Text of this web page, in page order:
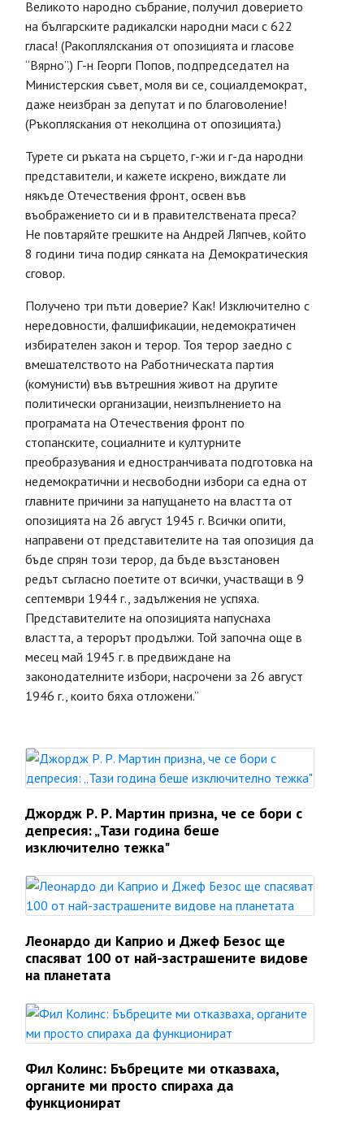
Великото народно събрание, получил доверието
на българските радикалски народни маси с 622
гласа! (Ракоплялскания от опозицията и гласове
“Вярно”.) Г-н Георги Попов, подпредседател на
Министерския съвет, моля ви се, социалдемократ,
даже неизбран за депутат и по благоволение!
(Ръкопляскания от неколцина от опозицията.)
Турете си ръката на сърцето, г-жи и г-да народни
представители, и кажете искрено, виждате ли
някъде Отечествения фронт, освен във
въображението си и в правителствената преса?
Не повтаряйте грешките на Андрей Ляпчев, който
8 години тича подир сянката на Демократическия
сговор.
Получено три пъти доверие? Как! Изключително с
нередовности, фалшификации, недемократичен
избирателен закон и терор. Тоя терор заедно с
вмешателството на Работническата партия
(комунисти) във вътрешния живот на другите
политически организации, неизпълнението на
програмата на Отечествения фронт по
стопанските, социалните и културните
преобразувания и едностранчивата подготовка на
недемократични и несвободни избори са една от
главните причини за напущането на властта от
опозицията на 26 август 1945 г. Всички опити,
направени от представителите на тая опозиция да
бъде спрян този терор, да бъде възстановен
редът съгласно поетите от всички, участващи в 9
септември 1944 г., задължения не успяха.
Представителите на опозицията напуснаха
властта, а терорът продължи. Той започна още в
месец май 1945 г. в предвиждане на
законодателните избори, насрочени за 26 август
1946 г., които бяха отложени.”
Джордж Р. Р. Мартин призна, че се бори с
депресия: „Тази година беше
изключително тежка"
Леонардо ди Каприо и Джеф Безос ще
спасяват 100 от най-застрашените видове
на планетата
Фил Колинс: Бъбреците ми отказваха,
органите ми просто спираха да
функционират